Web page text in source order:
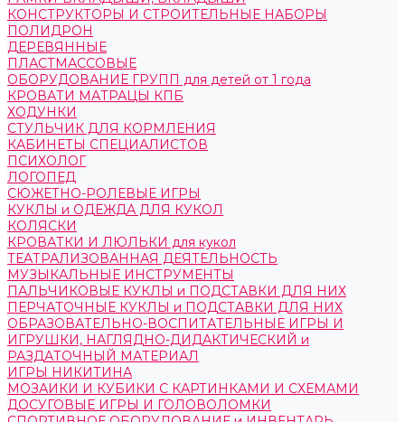
КОНСТРУКТОРЫ И СТРОИТЕЛЬНЫЕ НАБОРЫ
ПОЛИДРОН
ДЕРЕВЯННЫЕ
ПЛАСТМАССОВЫЕ
ОБОРУДОВАНИЕ ГРУПП для детей от 1 года
КРОВАТИ МАТРАЦЫ КПБ
ХОДУНКИ
СТУЛЬЧИК ДЛЯ КОРМЛЕНИЯ
КАБИНЕТЫ СПЕЦИАЛИСТОВ
ПСИХОЛОГ
ЛОГОПЕД
СЮЖЕТНО-РОЛЕВЫЕ ИГРЫ
КУКЛЫ и ОДЕЖДА ДЛЯ КУКОЛ
КОЛЯСКИ
КРОВАТКИ И ЛЮЛЬКИ для кукол
ТЕАТРАЛИЗОВАННАЯ ДЕЯТЕЛЬНОСТЬ
МУЗЫКАЛЬНЫЕ ИНСТРУМЕНТЫ
ПАЛЬЧИКОВЫЕ КУКЛЫ и ПОДСТАВКИ ДЛЯ НИХ
ПЕРЧАТОЧНЫЕ КУКЛЫ и ПОДСТАВКИ ДЛЯ НИХ
ОБРАЗОВАТЕЛЬНО-ВОСПИТАТЕЛЬНЫЕ ИГРЫ И
ИГРУШКИ, НАГЛЯДНО-ДИДАКТИЧЕСКИЙ и
РАЗДАТОЧНЫЙ МАТЕРИАЛ
ИГРЫ НИКИТИНА
МОЗАИКИ И КУБИКИ С КАРТИНКАМИ И СХЕМАМИ
ДОСУГОВЫЕ ИГРЫ И ГОЛОВОЛОМКИ